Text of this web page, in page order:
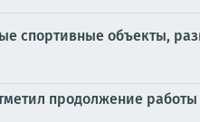
спортивные объекты,
продолжение